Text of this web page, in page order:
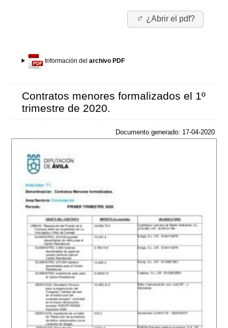
¿Abrir el pdf?
Información delarchivo PDF
Contratos menores formalizados el 1º
trimestre de 2020.
Documento generado: 17-04-2020